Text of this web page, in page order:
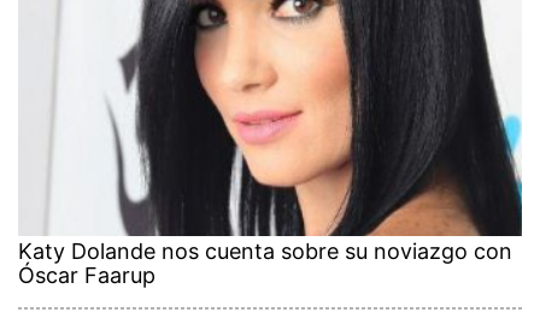
Katy Dolande nos cuenta sobre su noviazgo con
Óscar Faarup